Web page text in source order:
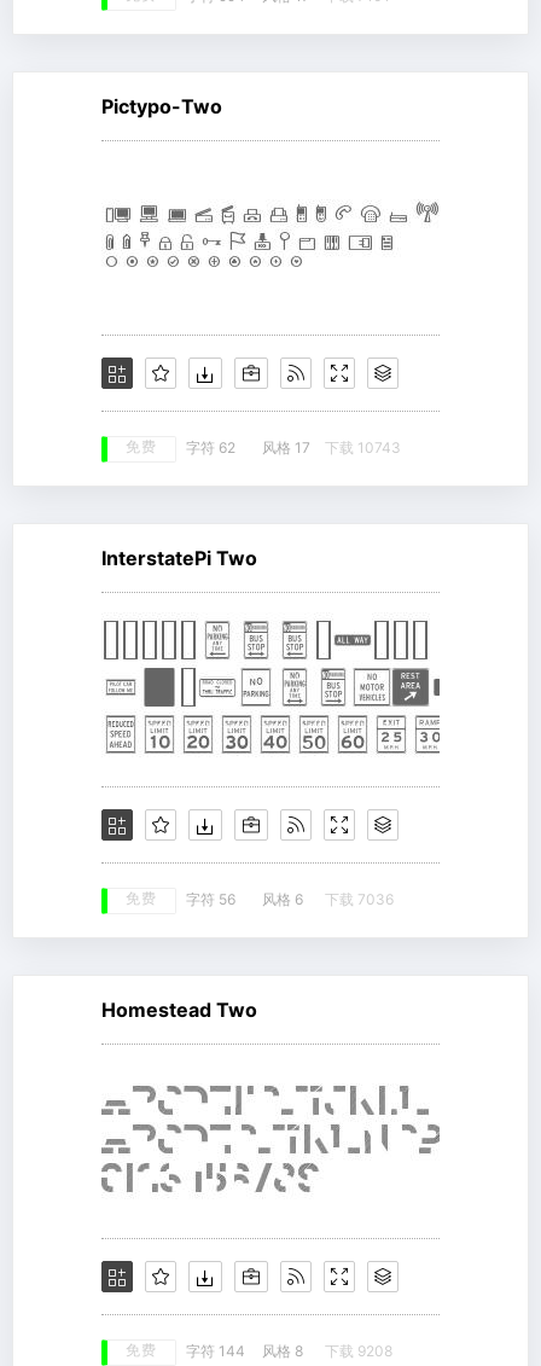
Pictypo-Two
免费 字符 62 风格 17 下载 10743
InterstatePi Two
免费 字符 56 风格 6 下载 7036
Homestead Two
免费 字符 144 风格 8 下载 9208